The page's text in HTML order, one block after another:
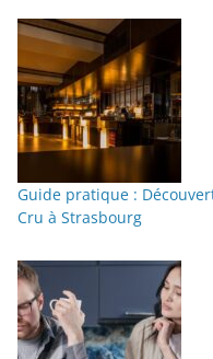
Guide pratique :
Cru à Strasbourg